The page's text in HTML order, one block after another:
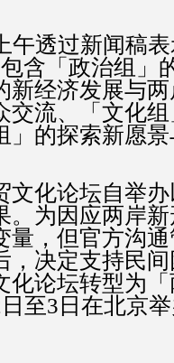
午透过新闻稿
含「政治组」
新经济发展与
交流、「文化
」的探索新愿
文化论坛自举
。为因应两岸
量，但官方沟
，决定支持民
化论坛转型为
至3日在北京